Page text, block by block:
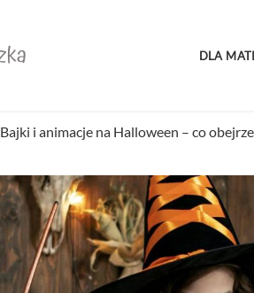
DLA
Bajki i animacje na Halloween – co